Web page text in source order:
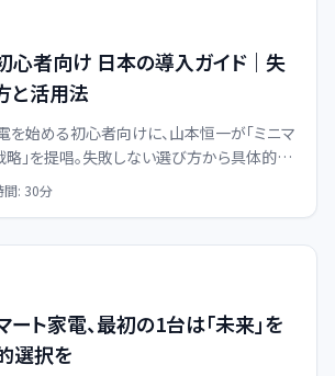
心者向け 日本の導入ガイド｜失
と活用法
を始める初心者向けに、山本恒一が「ミニマ
略」を提唱。失敗しない選び方から具体的な
かにするヒントを解説します。
間: 30分
ト家電、最初の1台は「未来」を
選択を